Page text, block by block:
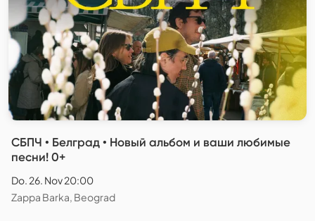
СБПЧ • Белград • Новый альбом и ваши любимые
песни! 0+
Do. 26. Nov 20:00
Zappa Barka, Beograd